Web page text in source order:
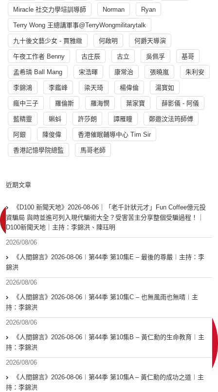
Miracle 社交力學培訓導師 Norman Ryan
Terry Wong 王總講軍事@TerryWongmilitarytalk
九十後文藝少女 - 賈雅緻 何啟明 何爵天導演
午夜工作者 Benny 古庄辰 古立 吳佩孚 基哥
孟希璘 Ball Mang 宋浩暉 康常治 張曉嵐 朱利安
李錦鴻 李鑑峰 梁天琦 楊偉倫 湯寳如
瘋中三子 羅倫斯 羅海憫 葉家寶 薛影儀 - 阿儀
藍精靈 蝌蚪 許莎朗 譚雁瞳 鄭遨汶法筠師傅
阿銀 陳俊偉 香港催眠輔導中心 Tim Sir
香港記憶學院總監 馬哥老師
近期文章
《D100 新聞天地》2026-08-06｜「老千計狀元才」Fun Coffee億元投
資騙局 與時並進可列入現代騙術大全？受害苦主分享整個受騙過程！｜
D100新聞天地｜主持：李錦洪、陳珏明
2026/08/06
《人間錦言》2026-08-06︱第44季 第10集E – 最後的尊嚴︱主持：李
錦洪
2026/08/06
《人間錦言》2026-08-06︱第44季 第10集C – 也無風雨也無晴︱主
持：李錦洪
2026/08/06
《人間錦言》2026-08-06︱第44季 第10集B – 黃仁勳的生命教育︱主
持：李錦洪
2026/08/06
《人間錦言》2026-08-06︱第44季 第10集A – 黃仁勳的成功之道︱主
持：李錦洪